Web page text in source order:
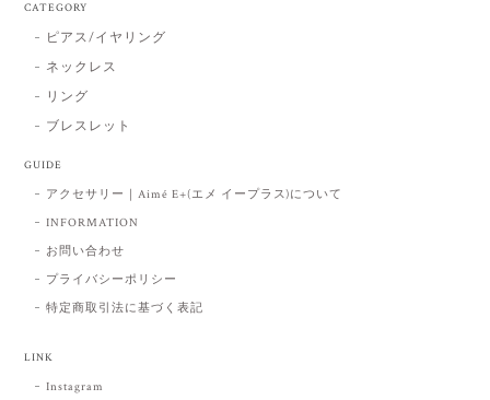
CATEGORY
ピアス/イヤリング
ネックレス
リング
ブレスレット
GUIDE
アクセサリー｜Aimé E+(エメ イープラス)について
INFORMATION
お問い合わせ
プライバシーポリシー
特定商取引法に基づく表記
LINK
Instagram